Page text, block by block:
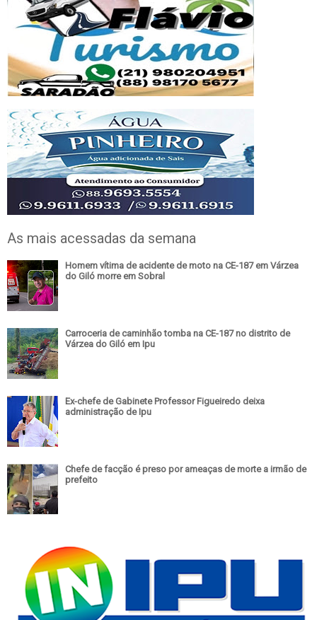
As mais acessadas da semana
Homem vítima de acidente de moto na CE-187 em Várzea
do Giló morre em Sobral
Carroceria de caminhão tomba na CE-187 no distrito de
Várzea do Giló em Ipu
Ex-chefe de Gabinete Professor Figueiredo deixa
administração de Ipu
Chefe de facção é preso por ameaças de morte a irmão de
prefeito